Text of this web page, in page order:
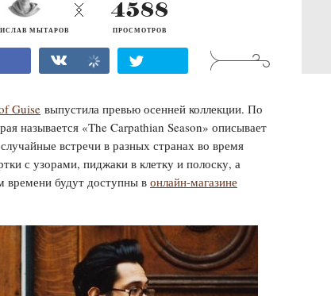
МЫТАРОВ
4588
ПРОСМОТРОВ
Guise выпустила превью осенней коллекции. По
называется «The Carpathian Season » описывает
встречи в разных странах во время
с узорами, пиджаки в клетку и полоску, а
времени будут доступны в онлайн-магазине